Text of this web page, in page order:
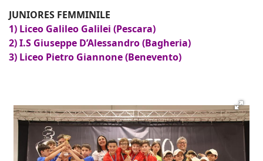
JUNIORES FEMMINILE
1) Liceo Galileo Galilei (Pescara)
2) I.S Giuseppe D’Alessandro (Bagheria)
3) Liceo Pietro Giannone (Benevento)